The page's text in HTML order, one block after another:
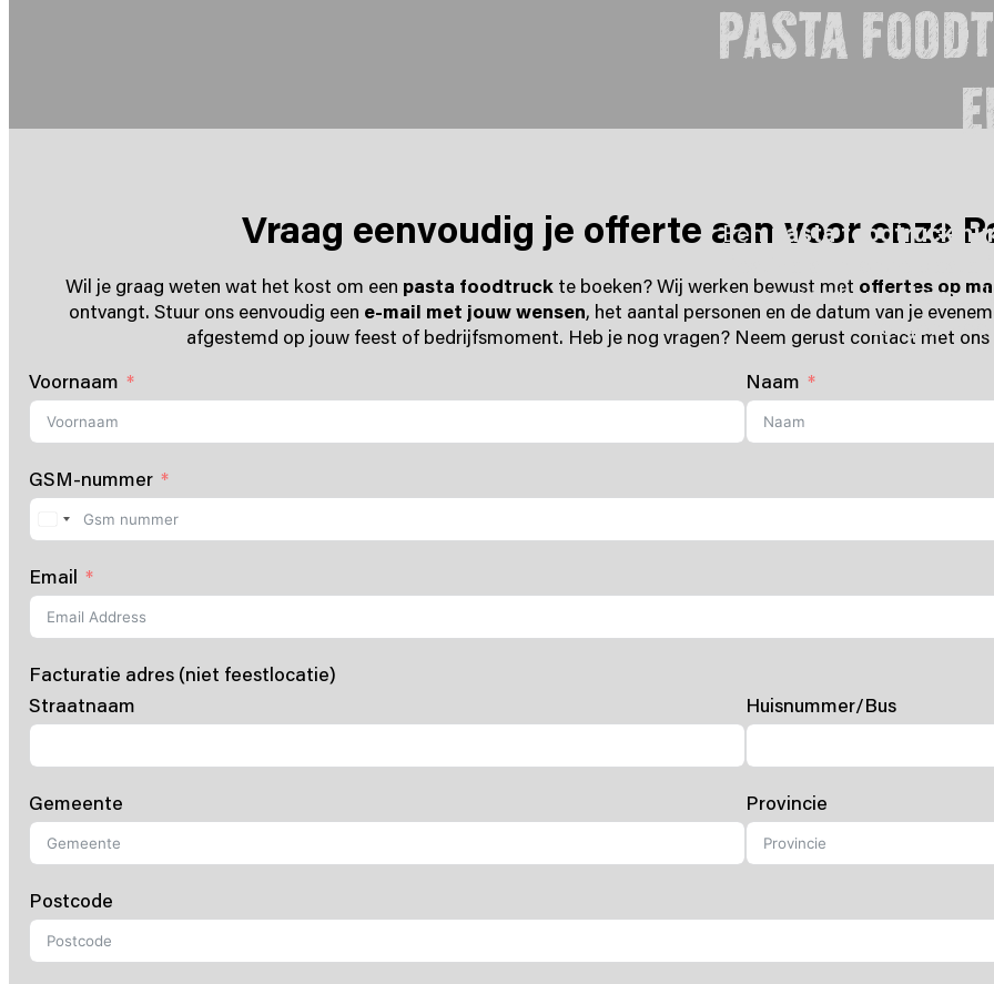
Pasta
Eenpasta foodtruck
geserveerd en vol
zorgen
Vraag eenvoudig je offerte aan voor onze
Wil je graag weten wat het kost om een pasta foodtruck te boeken? Wij werken bewust met offertes op
ontvangt. Stuur ons eenvoudig een e-mail met jouw wensen, het aantal personen en de datum van je
afgestemd op jouw feest of bedrijfsmoment. Heb je nog vragen? Neem gerust contact met
Voornaam
Naam
GSM-nummer
Email
Facturatie adres (niet feestlocatie)
Straatnaam
Huisnummer/Bus
Gemeente Provincie
Postcode